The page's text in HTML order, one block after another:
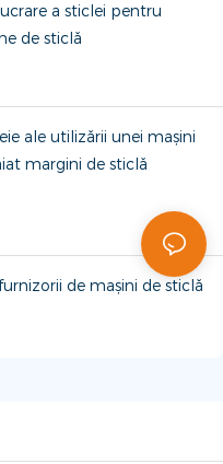
a sticlei pentru
de sticlă
ale utilizării unei mașini
margini de sticlă
de mașini de sticlă